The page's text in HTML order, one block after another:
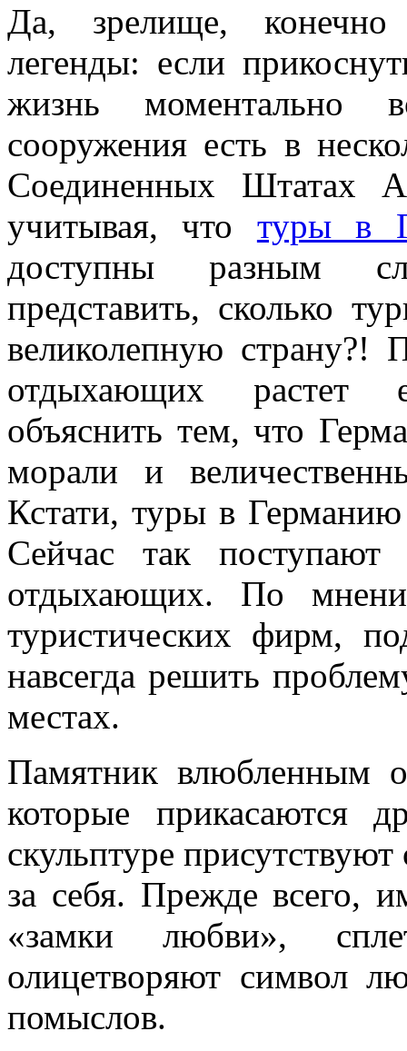
Да, зрелище,
легенды: если
жизнь моментально
сооружения есть в
Соединенных Штатах
учитывая, что туры в
доступны разным
представить, сколько
великолепную страну?!
отдыхающих растет
объяснить тем, что
морали и
Кстати, туры в
Сейчас так поступают
отдыхающих. По
туристических фирм,
навсегда решить
местах.
Памятник влюбленным
которые прикасаются
скульптуре
за себя. Прежде всего,
«замки любви»,
олицетворяют символ
помыслов.